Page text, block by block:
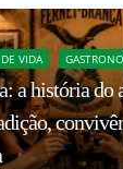
VIDA
a história do